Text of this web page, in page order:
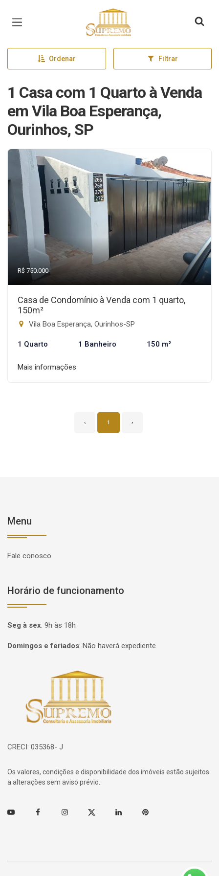
Página inicial
Ordenar Filtrar
1 Casa com 1 Quarto à Venda
em Vila Boa Esperança,
Ourinhos, SP
R$ 750.000
Casa de Condomínio à Venda com 1 quarto,
150m²
Vila Boa Esperança, Ourinhos-SP
1 Quarto 1 Banheiro 150 m²
Mais informações
‹ 1 ›
Menu
Fale conosco
Horário de funcionamento
Seg à sex: 9h às 18h
Domingos e feriados: Não haverá expediente
Página inicial
CRECI: 035368- J
Os valores, condições e disponibilidade dos imóveis estão sujeitos
a alterações sem aviso prévio.
Youtube FacebookInstagramTwitter Linkedin Pinterest